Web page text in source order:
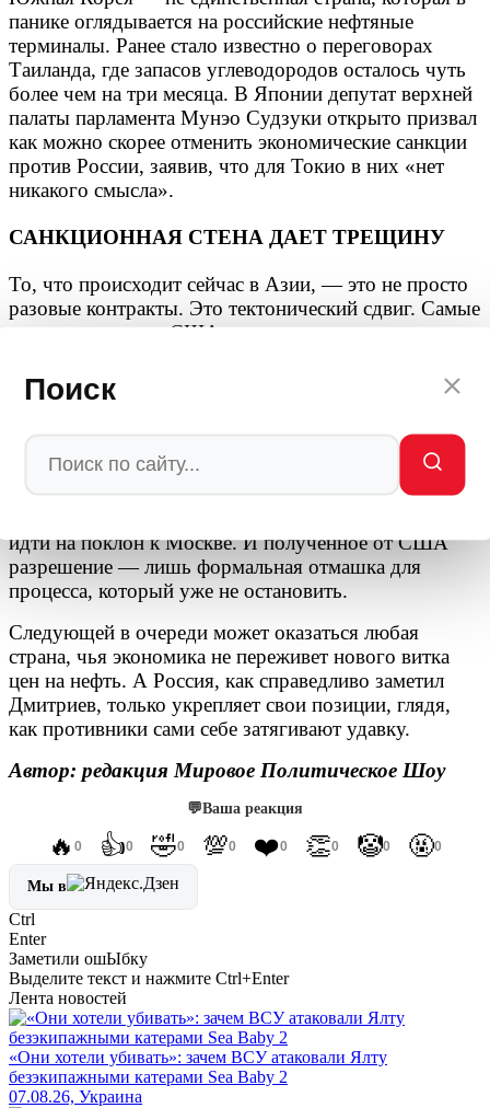
Поиск
панике оглядывается на российские нефтяные
терминалы. Ранее стало известно о переговорах
Таиланда, где запасов углеводородов осталось чуть
более чем на три месяца. В Японии депутат верхней
палаты парламента Мунэо Судзуки открыто призвал
как можно скорее отменить экономические санкции
против России, заявив, что для Токио в них «нет
никакого смысла».
САНКЦИОННАЯ СТЕНА ДАЕТ ТРЕЩИНУ
То, что происходит сейчас в Азии, — это не просто
разовые контракты. Это тектонический сдвиг. Самые
верные союзники США, годами послушно
«старшего брата», один за другим вынуждены
признать: Россия была, есть и остается незаменимым
Южная Корея, чья промышленность стоит на пороге
кризиса из-за ближневосточного хаоса, который
идти на поклон к Москве. И полученное от США
разрешение — лишь формальная отмашка для
процесса, который уже не остановить.
Следующей в очереди может оказаться любая
страна, чья экономика не переживет нового витка
цен на нефть. А Россия, как справедливо заметил
Дмитриев, только укрепляет свои позиции, глядя,
как противники сами себе затягивают удавку.
Автор: редакция Мировое Политическое Шоу
💬Ваша реакция
🔥 0 👍0 🤣0 💯0 ❤️0 👏0 🤡0 🤬0
Мы в
Ctrl
Enter
Заметили ошЫбку
Выделите текст и нажмите Ctrl+Enter
Лента новостей
«Они хотели убивать»: зачем ВСУ атаковали Ялту
безэкипажными катерами Sea Baby 2
07.08.26, Украина